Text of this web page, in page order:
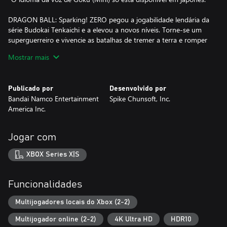
DRAGON BALL: Sparking! ZERO pegou a jogabilidade lendária da
série Budokai Tenkaichi e a elevou a novos níveis. Torne-se um
superguerreiro e vivencie as batalhas de tremer a terra e romper
DRAGON BALL Super, DRAGON BALL GT e dos filmes
selecionados de DRAGON BALL, tudo no jogo de base! Cada
personagem tem suas próprias habilidades especiais,
Faça com que o poder destrutivo dos lutadores mais fortes de
DRAGON BALL seja seu!
Participe de batalhas 3D emocionantes e de alta velocidade fiéis
de combate autênticos, como confrontos de feixes, ataques de
investida, movimentos rápidos demais para os olhos verem e
ataques supremos que destroem planetas.
Mostrar mais
Publicado por
Bandai Namco Entertainment
America Inc.
Desenvolvido por
Spike Chunsoft, Inc.
Jogar com
XBOX Series X|S
Funcionalidades
Multijogadores locais do Xbox (2-2)
Multijogador online (2-2) 4K Ultra HD HDR10